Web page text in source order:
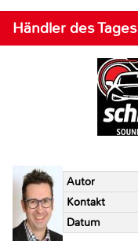
Händler des Tages
Autor
Kontakt
Datum